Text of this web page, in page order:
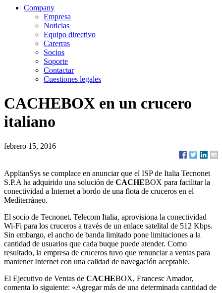
Company
Empresa
Noticias
Equipo directivo
Carerras
Socios
Soporte
Contactar
Cuestiones legales
CACHEBOX en un crucero
italiano
febrero 15, 2016
ApplianSys se complace en anunciar que el ISP de Italia Tecnonet
S.P.A ha adquirido una solución de CACHEBOX para facilitar la
conectividad a Internet a bordo de una flota de cruceros en el
Mediterráneo.
El socio de Tecnonet, Telecom Italia, aprovisiona la conectividad
Wi-Fi para los cruceros a través de un enlace satelital de 512 Kbps.
Sin embargo, el ancho de banda limitado pone limitaciones a la
cantidad de usuarios que cada buque puede atender. Como
resultado, la empresa de cruceros tuvo que renunciar a ventas para
mantener Internet con una calidad de navegación aceptable.
El Ejecutivo de Ventas de CACHEBOX, Francesc Amador,
comenta lo siguiente: «Agregar más de una determinada cantidad de